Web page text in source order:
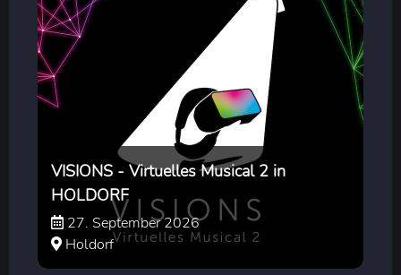
VISIONS - Virtuelles Musical 2 in
HOLDORF
27. September 2026
Holdorf